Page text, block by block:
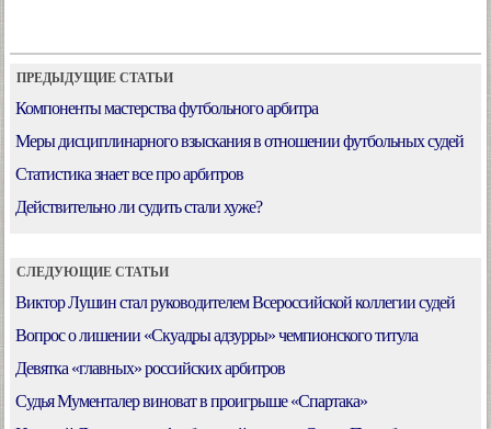
ПРЕДЫДУЩИЕ СТАТЬИ
Компоненты мастерства футбольного арбитра
Меры дисциплинарного взыскания в отношении футбольных судей
Статистика знает все про арбитров
Действительно ли судить стали хуже?
СЛЕДУЮЩИЕ СТАТЬИ
Виктор Лушин стал руководителем Всероссийской коллегии судей
Вопрос о лишении «Скуадры адзурры» чемпионского титула
Девятка «главных» российских арбитров
Судья Мументалер виноват в проигрыше «Спартака»